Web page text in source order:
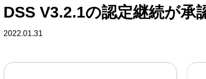
DSS V3.2.1の認定継続が承
2022.01.31